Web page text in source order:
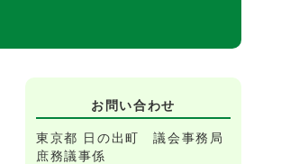
お問い合わせ
東京都 日の出町 議会事務局
庶務議事係